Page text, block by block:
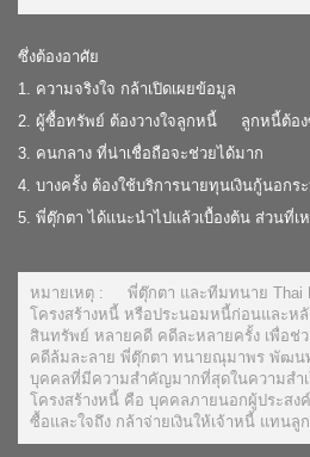
ซึ่งต้องอาศัย
1. ความจริงใจ กล้าเปิดเผยข้อมูล
2. ผู้ซื้อทรัพย์ ต้องวางใจลูกหนี้ ลูกหนี้ต้อง
3. คนกลาง ที่น่าเชื่อถือจะช่วยได้มาก
4. บางครั้ง ต้องใช้บริการนายทุนเงินกู้นอกร
5. พี่ตุ๊กตา ได้แนะนำไปแล้วเบื้องต้น ส่วนที่เ
หมายเหตุ : พี่ตุ๊กตา และทีมทนาย Thai
โครงสร้างหนี้ หรือประนอมหนี้ก่อนและห
สินทรัพย์ หลายคดี คดีละหลายครั้ง เพื่อช่
คดีล้มละลาย พี่ตุ๊กตา ทนายณุมาพร พัฒน
บุคคลที่มีความสำคัญมากที่สุดในความสำเ
โครงสร้างหนี้ คือ บุคคลภายนอกผู้ประส
ซื้อและใจถึง กล้าจ่ายเงินให้เจ้าหนี้ แทนลู